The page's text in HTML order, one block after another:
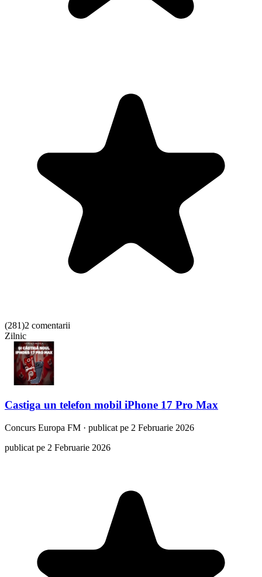
(281)2 comentarii
Zilnic
Castiga un telefon mobil iPhone 17 Pro Max
Concurs Europa FM · publicat pe 2 Februarie 2026
publicat pe 2 Februarie 2026